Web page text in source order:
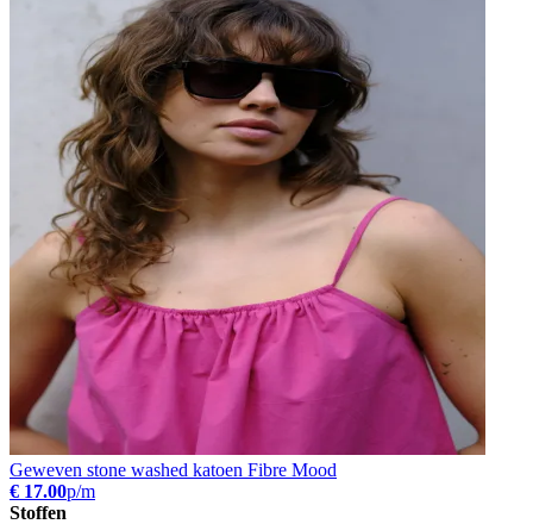
Geweven stone washed katoen Fibre Mood
€ 17.00p/m
Stoffen